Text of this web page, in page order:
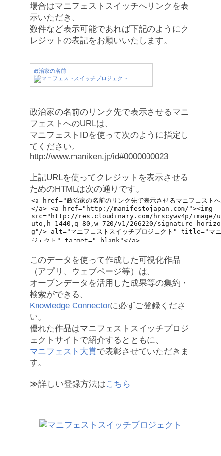
場合はマニフェストスイッチへリンクを表
示いただき、
数件など表示可能であれば下記のようにク
レジットの表記をお願いいたします。
政治家の名前
政治家の名前のリンク先で表示させるマニ
フェストへのURLは、
マニフェストIDを使って次のように指定し
てください。
http://www.maniken.jp/id#0000000023
上記URLを使ってクレジットを表示させる
ためのHTMLは次の通りです。
このデータを使って作成した可視化作品
（アプリ、ウェブページ等）は、
オープンデータを活用した成果等の集約・
検索ができる、
Knowledge Connectorに必ずご登録くださ
い。
優れた作品はマニフェストスイッチプロジ
ェクトサイトで紹介するとともに、
マニフェスト大賞で表彰させていただきま
す。
≫詳しい登録方法はこちら